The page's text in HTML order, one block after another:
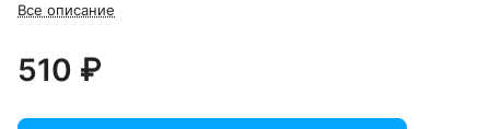
Все описание
510 ₽